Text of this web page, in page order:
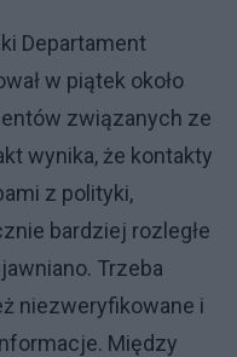
Departament
w piątek około
związanych ze
wynika, że kontakty
z polityki,
bardziej rozległe
Trzeba
niezweryfikowane i
Między